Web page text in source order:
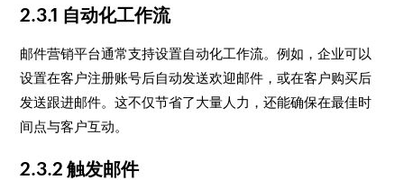
2.3.1 自动化工作流
邮件营销平台通常支持设置自动化工作流。例如，企业可以
设置在客户注册账号后自动发送欢迎邮件，或在客户购买后
发送跟进邮件。这不仅节省了大量人力，还能确保在最佳时
间点与客户互动。
2.3.2 触发邮件